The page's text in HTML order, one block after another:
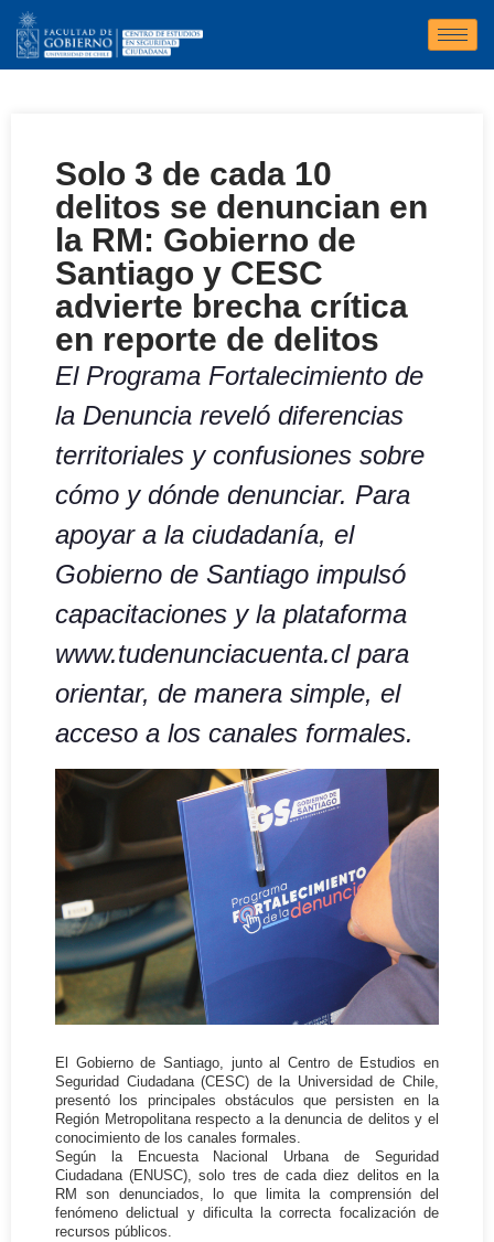
Solo 3 de cada 10
delitos se denuncian en
la RM: Gobierno de
Santiago y CESC
advierte brecha crítica
en reporte de delitos
El Programa Fortalecimiento de
la Denuncia reveló diferencias
territoriales y confusiones sobre
cómo y dónde denunciar. Para
apoyar a la ciudadanía, el
Gobierno de Santiago impulsó
capacitaciones y la plataforma
www.tudenunciacuenta.cl para
orientar, de manera simple, el
acceso a los canales formales.
El Gobierno de Santiago, junto al Centro de Estudios en
Seguridad Ciudadana (CESC) de la Universidad de Chile,
presentó los principales obstáculos que persisten en la
Región Metropolitana respecto a la denuncia de delitos y el
conocimiento de los canales formales.
Según la Encuesta Nacional Urbana de Seguridad
Ciudadana (ENUSC), solo tres de cada diez delitos en la
RM son denunciados, lo que limita la comprensión del
fenómeno delictual y dificulta la correcta focalización de
recursos públicos.